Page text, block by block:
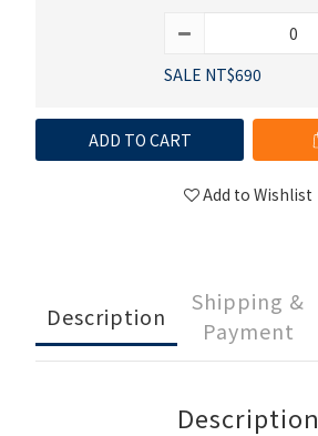
SALE NT$690
ADD TO CART
Add to Wishlist
Description
Shipping &
Payment
Description